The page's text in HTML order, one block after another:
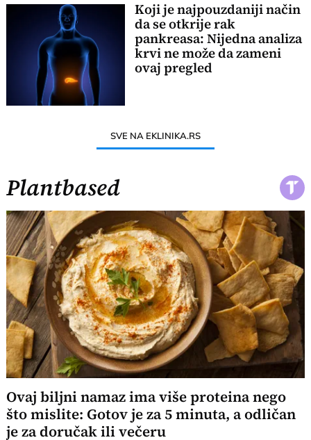
Koji je najpouzdaniji način
da se otkrije rak
pankreasa: Nijedna analiza
krvi ne može da zameni
ovaj pregled
SVE NA EKLINIKA.RS
Plantbased
Ovaj biljni namaz ima više proteina nego
što mislite: Gotov je za 5 minuta, a odličan
je za doručak ili večeru